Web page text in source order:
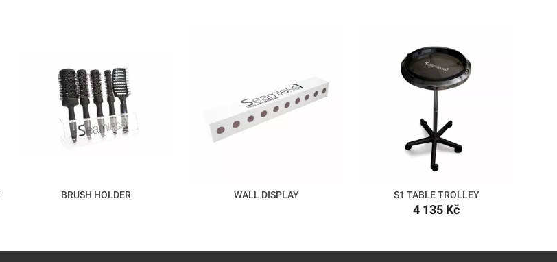
BRUSH HOLDER WALL DISPLAY S1 TABLE TROLLEY
4 135 Kč